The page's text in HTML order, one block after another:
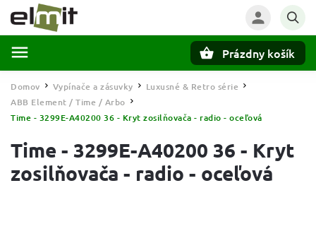
Prázdny košík
Domov / Vypínače a zásuvky / Luxusné & Retro série /
ABB Element / Time / Arbo /
Time - 3299E-A40200 36 - Kryt zosilňovača - radio - oceľová
Time - 3299E-A40200 36 - Kryt
zosilňovača - radio - oceľová